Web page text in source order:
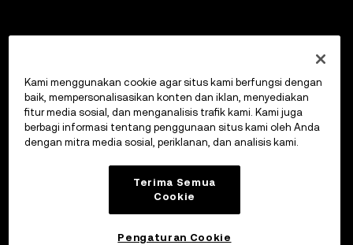
Kami menggunakan cookie agar situs kami berfungsi dengan
baik, mempersonalisasikan konten dan iklan, menyediakan
fitur media sosial, dan menganalisis trafik kami. Kami juga
berbagi informasi tentang penggunaan situs kami oleh Anda
dengan mitra media sosial, periklanan, dan analisis kami.
Terima Semua
Cookie
Pengaturan Cookie